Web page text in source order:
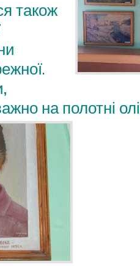
також
на полотні